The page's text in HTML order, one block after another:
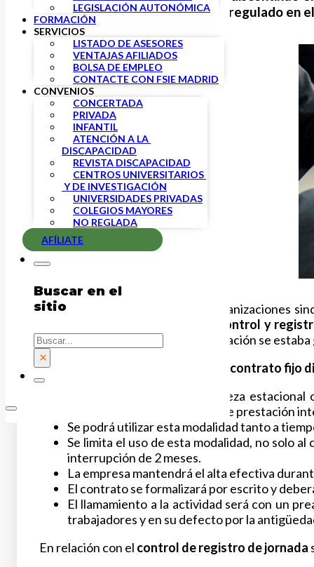
LEGISLACIÓN AUTONÓMICA
FORMACIÓN
SERVICIOS
LISTADO DE ASESORES
VENTAJAS AFILIADOS
BOLSA DE EMPLEO
CONTACTE CON FSIE MADRID
CONVENIOS
CONCERTADA
PRIVADA
INFANTIL
ATENCIÓN A LA
DISCAPACIDAD
REVISTA DISCAPACIDAD
CENTROS UNIVERSITARIOS
Y DE INVESTIGACIÓN
UNIVERSIDADES PRIVADAS
COLEGIOS MAYORES
NO REGLADA
AFÍLIATE
Buscar en el
sitio
Buscar
×
tomando como referencia lo ya regulado en
FSIE junto con el resto de las organizaciones
ontrol y
asignaturas curriculares cuya utilización se
Otras cuestiones recogidas para el contrato fijo
Uso para trabajos de naturaleza
naturaleza pero que, siendo de prestación
Se podrá utilizar esta modalidad tanto a
Se limita el uso de esta modalidad, no solo
interrupción de 2 meses.
La empresa mantendrá el alta efectiva
El contrato se formalizará por escrito y
El llamamiento a la actividad será con un
trabajadores y en su defecto por la
En relación con el control de registro de jornada